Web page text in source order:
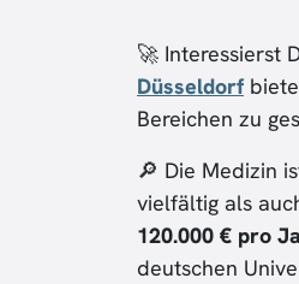
🚀 Interessierst
Düsseldorf
Bereichen zu
🔎 Die Medizin
vielfältig als
120.000 € pro
deutschen